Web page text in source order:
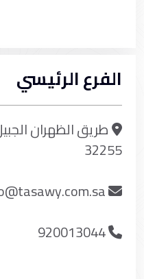
الفرع الرئيسي
طريق الظهران
32255
920013044